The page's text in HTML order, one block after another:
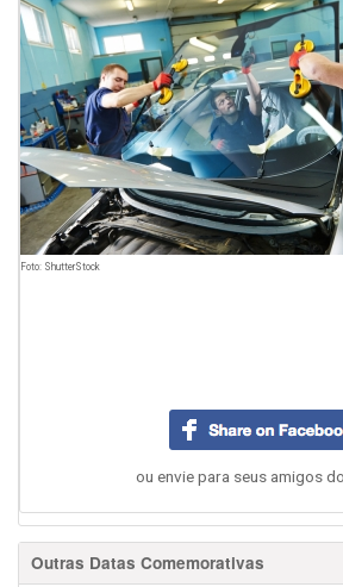
Foto: ShutterStock
ou envie para seus amigos
Outras Datas Comemorativas